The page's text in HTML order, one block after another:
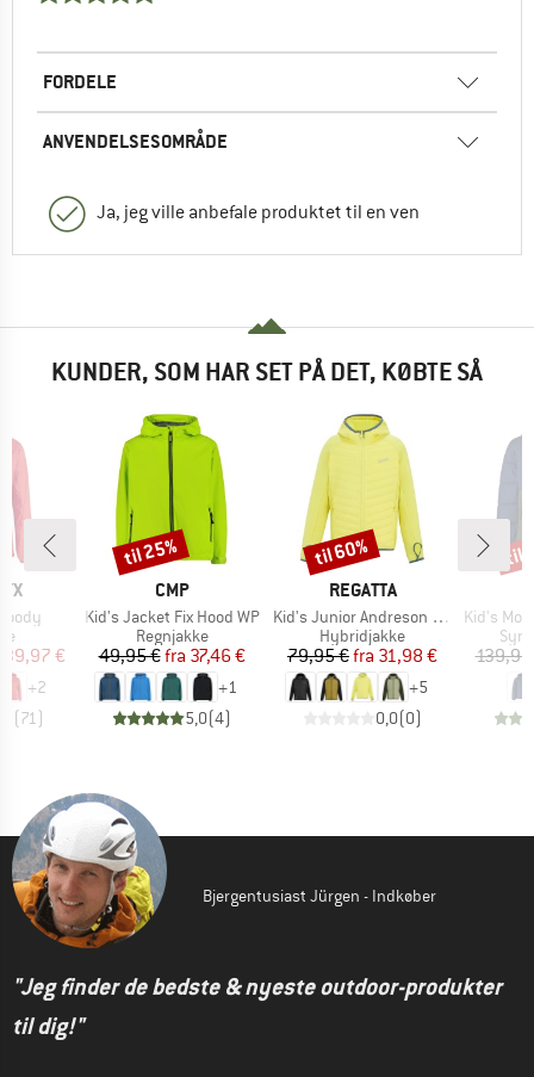
FORDELE
ANVENDELSESOMRÅDE
Ja, jeg ville anbefale produktet til en ven
KUNDER, SOM HAR SET PÅ DET, KØBTE SÅ
pris
€
+2
(71)
MÆRKE
CMP
Artikel
Kid's Jacket Fix Hood WP
Produktgruppe
Regnjakke
Pris
49,95 € Nedsat pris
fra 37,46 €
+1
5,0(4)
Rabat
til 25%
MÆRKE
REGATTA
Artikel
Kid's Junior Andreson Hybrid
Produktgruppe
Hybridjakke
Pris
79,95 € Nedsat pris
fra 31,98 €
+5
0,0(0)
Rabat
til 60%
Artikel
Kid's
til
Bjergentusiast Jürgen - Indkøber
"Jeg finder de bedste & nyeste outdoor-produkter
til dig!"